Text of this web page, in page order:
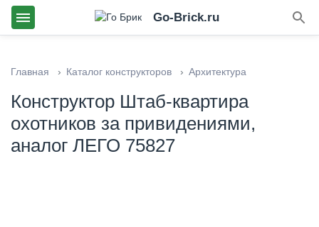
Go-Brick.ru
Главная Каталог конструкторов Архитектура
Конструктор Штаб-квартира
охотников за привидениями,
аналог ЛЕГО 75827